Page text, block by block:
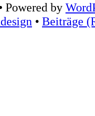
Powered by
• Beiträge